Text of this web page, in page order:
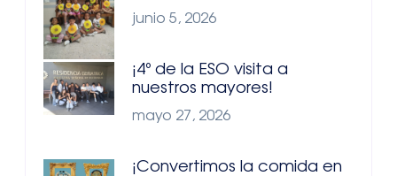
junio 5, 2026
¡4º de la ESO visita a
nuestros mayores!
mayo 27, 2026
¡Convertimos la comida en